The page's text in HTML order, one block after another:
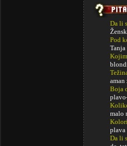
Da li
Pod
Tanja
aman
Boja
malo
plava
Da li